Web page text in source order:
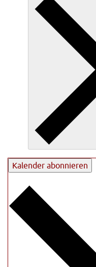
Kalender abonnieren